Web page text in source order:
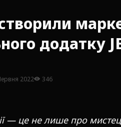
додатку
2022 346
— це не лише про